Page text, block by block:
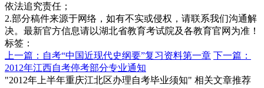
依法追究责任；
2.部分稿件来源于网络，如有不实或侵权，请联系我们沟通解
决。最新官方信息请以湖北省教育考试院及各教育官网为准！
标签：
上一篇：自考“中国近现代史纲要”复习资料第一章 下一篇：
2012年江西自考停考部分专业通知
"2012年上半年重庆江北区办理自考毕业须知" 相关文章推荐